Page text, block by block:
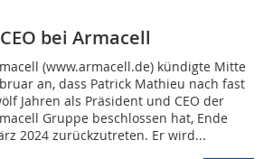
bei Armacell
(www.armacell.de) kündigte Mitte
an, dass Patrick Mathieu nach fast
Jahren als Präsident und CEO der
Gruppe beschlossen hat, Ende
2024 zurückzutreten. Er wird...